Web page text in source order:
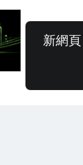
新網頁